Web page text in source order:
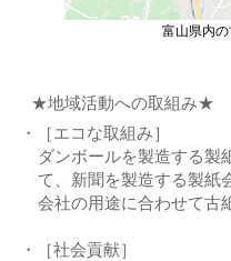
富山県内
★地域活動への取組み★
［エコな取組み］
ダンボールを製造する製
て、新聞を製造する製紙
会社の用途に合わせて古
［社会貢献］